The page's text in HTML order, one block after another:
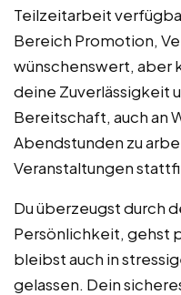
Teilzeitarbeit
Bereich Promotion,
wünschenswert, aber
deine Zuverlässigkeit
Bereitschaft, auch an
Abendstunden zu
Veranstaltungen
Du überzeugst durch
Persönlichkeit, gehst
bleibst auch in
gelassen. Dein